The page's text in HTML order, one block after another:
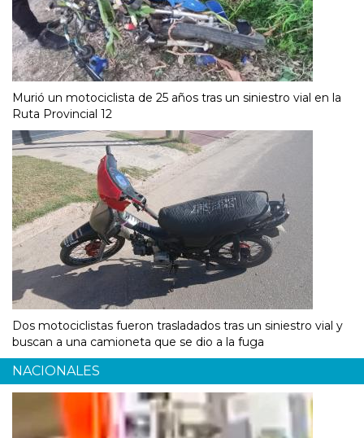
Murió un motociclista de 25 años tras un siniestro vial en la
Ruta Provincial 12
Dos motociclistas fueron trasladados tras un siniestro vial y
buscan a una camioneta que se dio a la fuga
NACIONALES